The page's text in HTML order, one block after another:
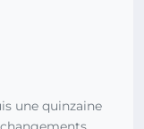
une quinzaine